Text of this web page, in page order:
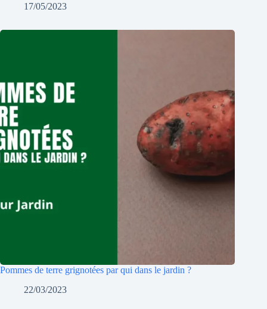
17/05/2023
Pommes de terre grignotées par qui dans le jardin ?
22/03/2023